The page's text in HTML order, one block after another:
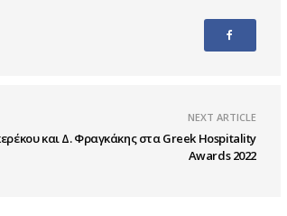
NEXT ARTICLE
και Δ. Φραγκάκης στα Greek Hospitality
Awards 2022